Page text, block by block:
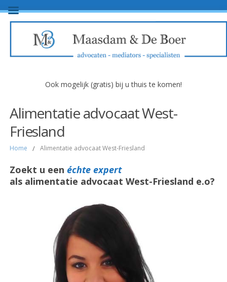
Ook mogelijk (gratis) bij u thuis te komen!
Alimentatie advocaat West-
Friesland
Home / Alimentatie advocaat West-Friesland
Zoekt u een échte expert
als alimentatie advocaat West-Friesland e.o?